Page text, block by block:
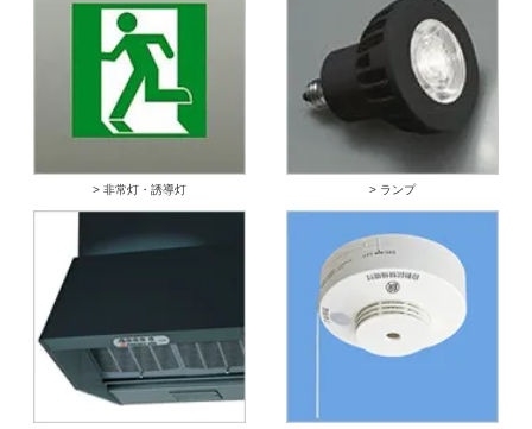
> 非常灯・誘導灯 > ランプ